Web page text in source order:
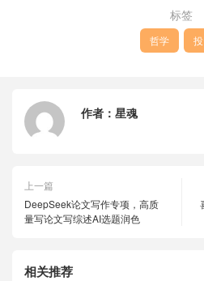
标签
哲学
作者： 星魂
上一篇
DeepSeek论文写作专项，高质
量写论文写综述AI选题润色
相关推荐